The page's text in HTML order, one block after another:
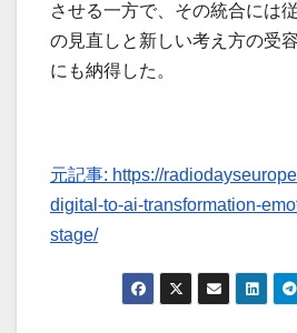
させる一方で、その統合には
の見直しと新しい考え方の受
にも納得した。
元記事: https://
digital-to-ai-transformation-
stage/